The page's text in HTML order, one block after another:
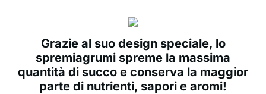
Grazie al suo design speciale, lo
spremiagrumi spreme la massima
quantità di succo e conserva la maggior
parte di nutrienti, sapori e aromi!